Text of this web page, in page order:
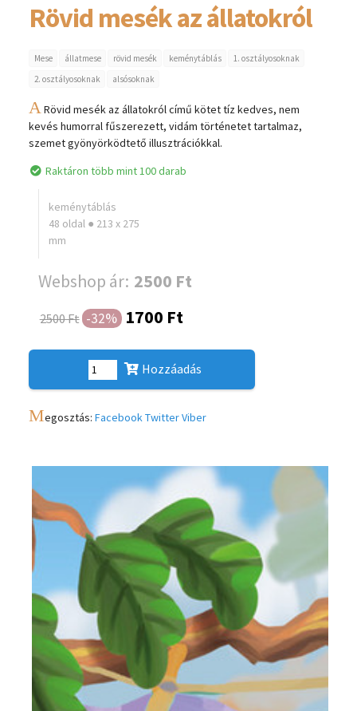
Rövid mesék az állatokról
Mese állatmese rövid mesék keménytáblás
1. osztályosoknak
2. osztályosoknak
alsósoknak
ARövid mesék az állatokról című kötet tíz kedves, nem
kevés humorral fűszerezett, vidám történetet tartalmaz,
szemet gyönyörködtető illusztrációkkal.
Raktáron több mint 100 darab
keménytáblás
48 oldal ● 213 x 275
mm
Webshop ár: 2500 Ft
2500 Ft -32% 1700 Ft
Hozzáadás
Megosztás: FacebookTwitterViber